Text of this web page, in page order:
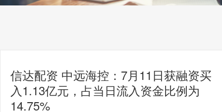
信达配资 中远海控：7月11日获融资买
入1.13亿元，占当日流入资金比例为
14.75%